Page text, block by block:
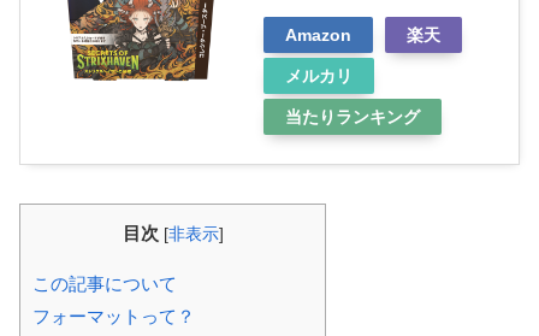
Amazon 楽天
メルカリ
当たりランキング
目次 [非表示]
この記事について
フォーマットって？